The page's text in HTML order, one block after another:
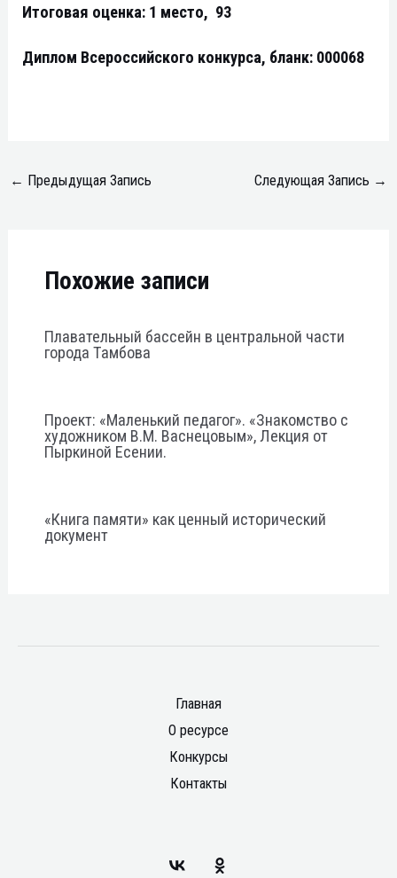
Итоговая оценка: 1 место, 93
Диплом Всероссийского конкурса, бланк: 000068
← Предыдущая Запись Следующая Запись →
Похожие записи
Плавательный бассейн в центральной части
города Тамбова
Проект: «Маленький педагог». «Знакомство с
художником В.М. Васнецовым», Лекция от
Пыркиной Есении.
«Книга памяти» как ценный исторический
документ
Главная
О ресурсе
Конкурсы
Контакты